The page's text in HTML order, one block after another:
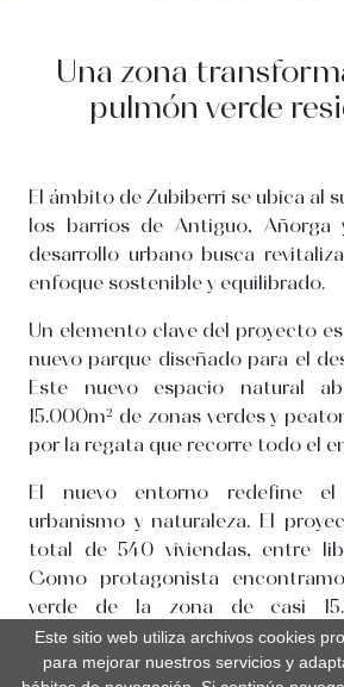
Una zona
pulmón verde
El ámbito de Zubiberri se ubica al
los barrios de Antiguo, Añorga
desarrollo urbano busca
enfoque sostenible y equilibrado.
Un elemento clave del proyecto
nuevo parque diseñado para el
Este nuevo espacio natural
15.000m² de zonas verdes y
por la regata que recorre todo el
El nuevo entorno redefine
urbanismo y naturaleza. El
total de 540 viviendas, entre
Como protagonista
verde de la zona de casi
acompañado de un bidegorri de
de la regata de Añorga de
Este sitio web utiliza archivos cookies
para mejorar nuestros servicios y